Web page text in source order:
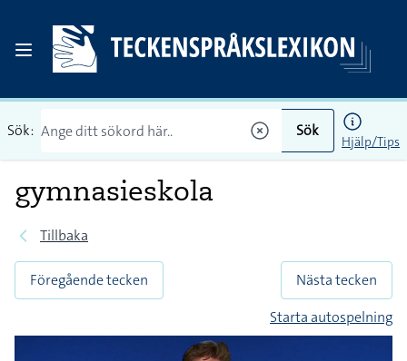
Sök: Sök
Hjälp/Tips
gymnasieskola
Tillbaka
Föregående tecken
Nästa tecken
Starta autospelning